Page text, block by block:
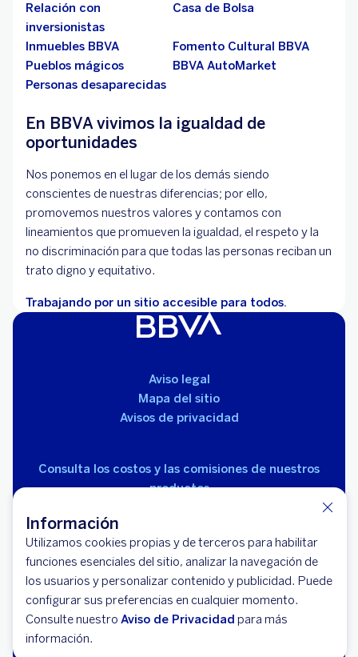
Información
Utilizamos cookies propias y de terceros para habilitar
funciones esenciales del sitio, analizar la navegación de
los usuarios y personalizar contenido y publicidad. Puede
configurar sus preferencias en cualquier momento.
Consulte nuestro Aviso de Privacidad para más
información.
Relación con
inversionistas
Casa de Bolsa
Inmuebles BBVA
Fomento Cultural BBVA
Pueblos mágicos
BBVA AutoMarket
Personas desaparecidas
En BBVA vivimos la igualdad de
oportunidades
Nos ponemos en el lugar de los demás siendo
conscientes de nuestras diferencias; por ello,
promovemos nuestros valores y contamos con
lineamientos que promueven la igualdad, el respeto y la
no discriminación para que todas las personas reciban un
trato digno y equitativo.
Trabajando por un sitio accesible para todos.
Aviso legal
Mapa del sitio
Avisos de privacidad
Consulta los costos y las comisiones de nuestros
productos
© 2026 BBVA México, S.A., Institución de Banca
Múltiple, Grupo Financiero BBVA México. Avenida Paseo
de la Reforma 510, colonia Juárez, código postal 06600,